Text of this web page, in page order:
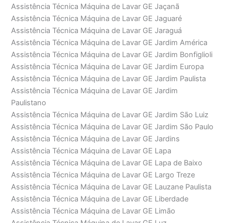
Assistência Técnica Máquina de Lavar GE Jaçanã
Assistência Técnica Máquina de Lavar GE Jaguaré
Assistência Técnica Máquina de Lavar GE Jaraguá
Assistência Técnica Máquina de Lavar GE Jardim América
Assistência Técnica Máquina de Lavar GE Jardim Bonfiglioli
Assistência Técnica Máquina de Lavar GE Jardim Europa
Assistência Técnica Máquina de Lavar GE Jardim Paulista
Assistência Técnica Máquina de Lavar GE Jardim
Paulistano
Assistência Técnica Máquina de Lavar GE Jardim São Luiz
Assistência Técnica Máquina de Lavar GE Jardim São Paulo
Assistência Técnica Máquina de Lavar GE Jardins
Assistência Técnica Máquina de Lavar GE Lapa
Assistência Técnica Máquina de Lavar GE Lapa de Baixo
Assistência Técnica Máquina de Lavar GE Largo Treze
Assistência Técnica Máquina de Lavar GE Lauzane Paulista
Assistência Técnica Máquina de Lavar GE Liberdade
Assistência Técnica Máquina de Lavar GE Limão